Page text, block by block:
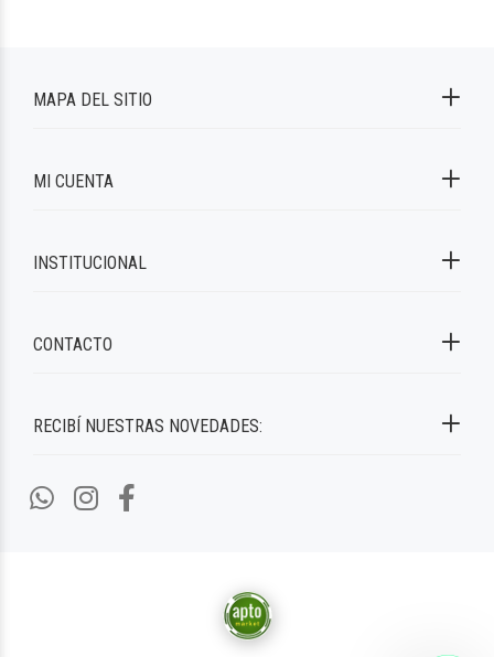
RECIBÍ NUESTRAS NOVEDADES:
MAPA DEL SITIO
MI CUENTA
INSTITUCIONAL
CONTACTO